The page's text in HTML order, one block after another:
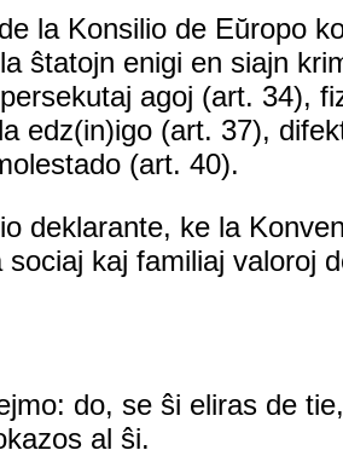
la Konsilio de Eŭropo
ŝtatojn enigi en siajn
agoj (art. 34),
edz(in)igo (art. 37),
(art. 40).
deklarante, ke la
kaj familiaj valoroj
do, se ŝi eliras de
al ŝi.